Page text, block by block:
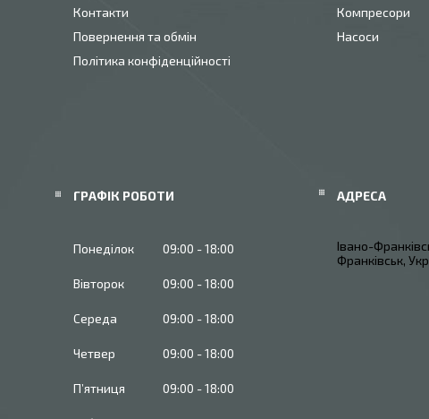
Контакти
Повернення та обмін
Політика конфіденційності
Компресори
Насоси
ГРАФІК РОБОТИ
Понеділок 09:00 18:00
Вівторок 09:00 18:00
Середа 09:00 18:00
Четвер 09:00 18:00
Пʼятниця 09:00 18:00
Івано-
Франківськ,